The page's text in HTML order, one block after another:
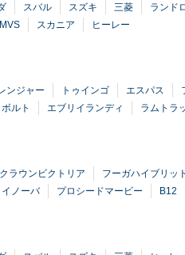
スバル スズキ 三菱 ランド
MVS スカニア ヒーレー
ンジャー トゥインゴ エスパス
ボルト エブリイランディ ラムトラ
クラウンビクトリア フーガハイブリッ
ノーバ プロシードマービー B12